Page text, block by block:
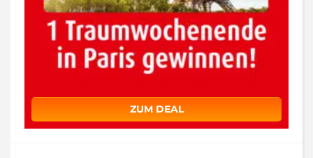
ZUM DEAL